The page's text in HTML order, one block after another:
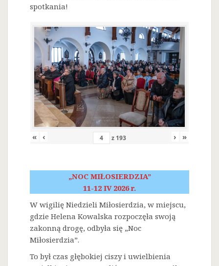
spotkania!
« ‹ z 193 › »
„NOC MIŁOSIERDZIA”
11-12 IV 2026 r.
W wigilię Niedzieli Miłosierdzia, w miejscu,
gdzie Helena Kowalska rozpoczęła swoją
zakonną drogę, odbyła się „Noc
Miłosierdzia”.
To był czas głębokiej ciszy i uwielbienia